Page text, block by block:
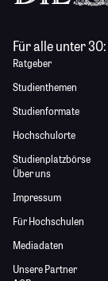
Für alle unter 30:
Ratgeber
Studienthemen
Studienformate
Hochschulorte
Studienplatzbörse
Über uns
Impressum
Für Hochschulen
Mediadaten
Unsere Partner